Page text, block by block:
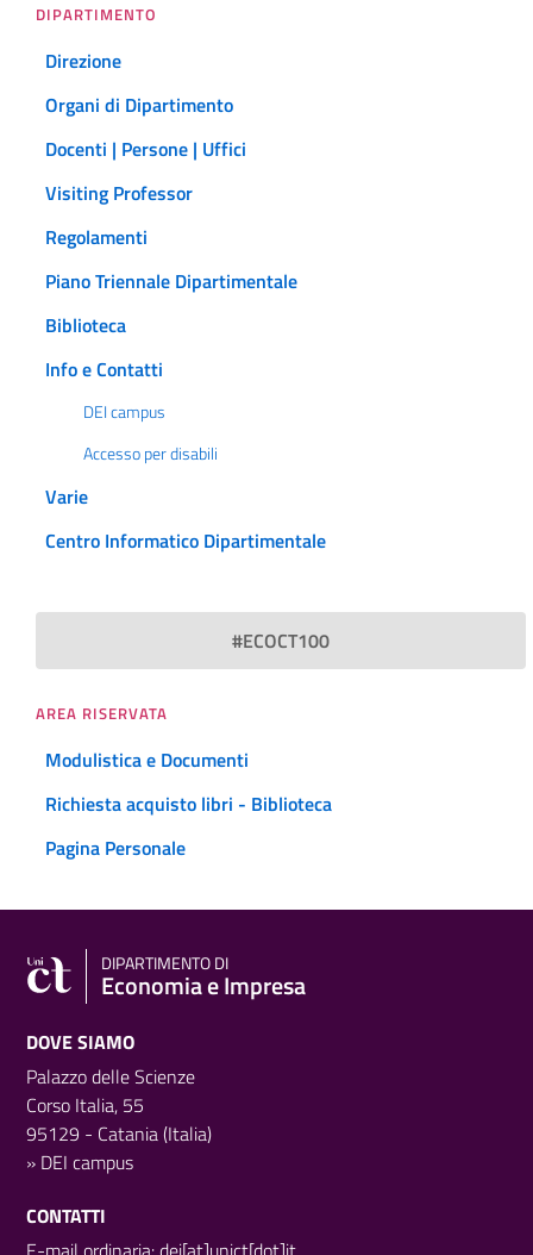
DIPARTIMENTO
Direzione
Organi di Dipartimento
Docenti | Persone | Uffici
Visiting Professor
Regolamenti
Piano Triennale Dipartimentale
Biblioteca
Info e Contatti
DEI campus
Accesso per disabili
Varie
Centro Informatico Dipartimentale
#ECOCT100
AREA RISERVATA
Modulistica e Documenti
Richiesta acquisto libri - Biblioteca
Pagina Personale
DIPARTIMENTO DI
Economia e Impresa
DOVE SIAMO
Palazzo delle Scienze
Corso Italia, 55
95129 - Catania (Italia)
» DEI campus
CONTATTI